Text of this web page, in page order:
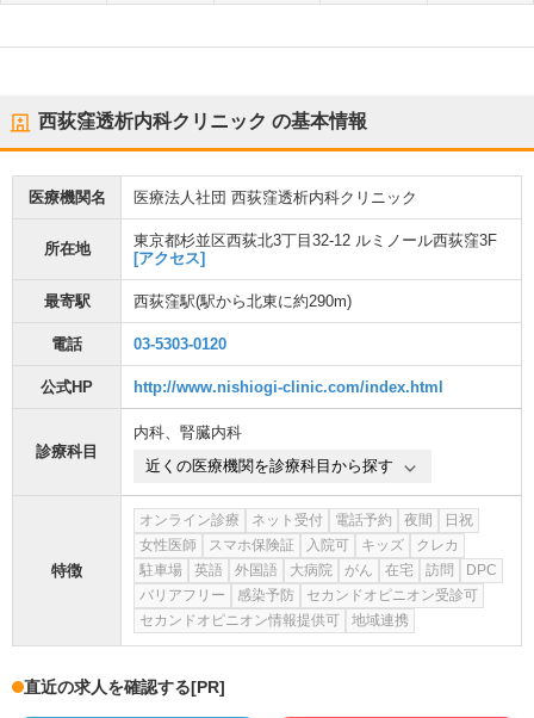
西荻窪透析内科クリニック の基本情報
医療機関名 医療法人社団 西荻窪透析内科クリニック
所在地
東京都杉並区西荻北3丁目32-12 ルミノール西荻窪3F
[アクセス]
最寄駅 西荻窪駅(駅から北東に約290m)
電話 03-5303-0120
公式HP http://www.nishiogi-clinic.com/index.html
診療科目
内科、 腎臓内科
近くの医療機関を診療科目から探す
特徴
オンライン診療 ネット受付 電話予約 夜間
日祝
女性医師
スマホ保険証 入院可 キッズ
クレカ
駐車場
英語 外国語 大病院 がん 在宅 訪問
DPC
バリアフリー
感染予防
セカンドオピニオン受診可
セカンドオピニオン情報提供可
地域連携
直近の求人を確認する[PR]